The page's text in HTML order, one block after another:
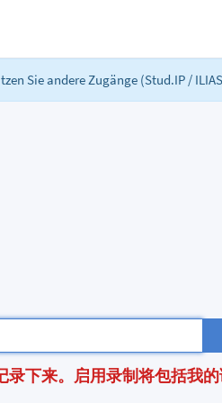
Sie andere Zugänge (Stud.IP /
下来。启用录制将包括我的